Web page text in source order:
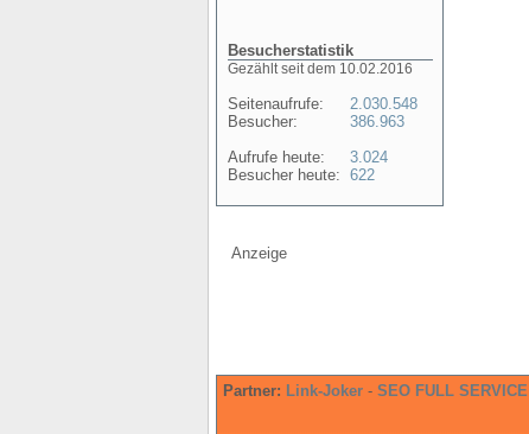
Besucherstatistik
Gezählt seit dem 10.02.2016
Seitenaufrufe:
Besucher:
Aufrufe heute:
Besucher heute:
2.030.548
386.963
3.024
622
Anzeige
Partner: Link-Joker - SEO FULL SERVICE